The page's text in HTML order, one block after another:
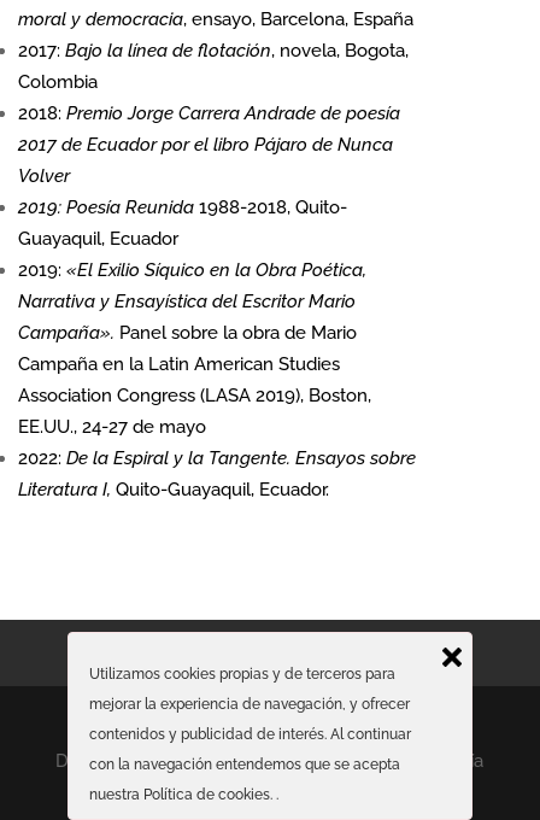
moral y democracia, ensayo, Barcelona, España
2017: Bajo la línea de flotación, novela, Bogota,
Colombia
2018: Premio Jorge Carrera Andrade de poesía
2017 de Ecuador por el libro Pájaro de Nunca
Volver
2019: Poesía Reunida 1988-2018, Quito-
Guayaquil, Ecuador
2019: «El Exilio Síquico en la Obra Poética,
Narrativa y Ensayística del Escritor Mario
Campaña». Panel sobre la obra de Mario
Campaña en la Latin American Studies
Association Congress (LASA 2019), Boston,
EE.UU., 24-27 de mayo
2022: De la Espiral y la Tangente. Ensayos sobre
Literatura I, Quito-Guayaquil, Ecuador.
Diseñado porWebProgramacioncon la tecnología
de WordPress.
Utilizamos cookies propias y de terceros para
mejorar la experiencia de navegación, y ofrecer
contenidos y publicidad de interés. Al continuar
con la navegación entendemos que se acepta
nuestra Política de cookies. .